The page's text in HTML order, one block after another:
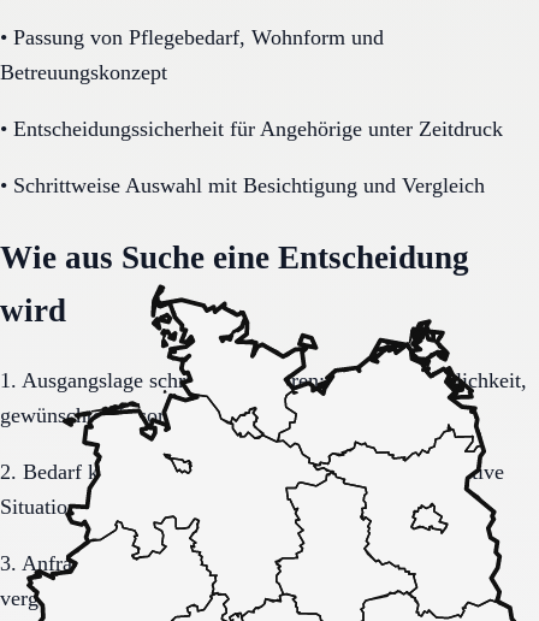
• Passung von Pflegebedarf, Wohnform und
Betreuungskonzept
• Entscheidungssicherheit für Angehörige unter Zeitdruck
• Schrittweise Auswahl mit Besichtigung und Vergleich
Wie aus Suche eine Entscheidung
wird
1. Ausgangslage schriftlich sortieren: Region, Dringlichkeit,
gewünschte Versorgungsform.
2. Bedarf konkretisieren: Pflegegrad, Mobilität, kognitive
Situation, Kostenrahmen.
3. Anfrage sauber formulieren, damit Rückmeldungen
vergleichbar bleiben.